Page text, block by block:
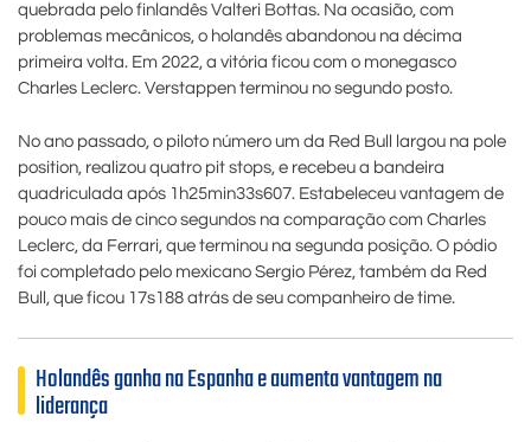
quebrada pelo finlandês Valteri Bottas. Na ocasião, com
problemas mecânicos, o holandês abandonou na décima
primeira volta. Em 2022, a vitória ficou com o monegasco
Charles Leclerc. Verstappen terminou no segundo posto.
No ano passado, o piloto número um da Red Bull largou na pole
position, realizou quatro pit stops, e recebeu a bandeira
quadriculada após 1h25min33s607. Estabeleceu vantagem de
pouco mais de cinco segundos na comparação com Charles
Leclerc, da Ferrari, que terminou na segunda posição. O pódio
foi completado pelo mexicano Sergio Pérez, também da Red
Bull, que ficou 17s188 atrás de seu companheiro de time.
Holandês ganha na Espanha e aumenta vantagem na
liderança